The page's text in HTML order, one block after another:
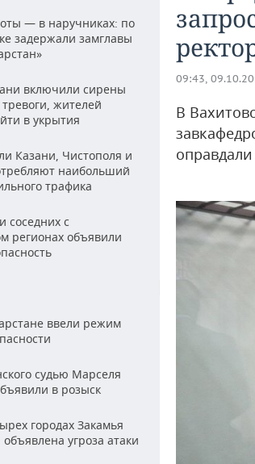
— в наручниках: по
задержали замглавы
включили сирены
жителей
в укрытия
Казани, Чистополя и
наибольший
трафика
соседних с
регионах объявили
ввели режим
судью Марселя
в розыск
городах Закамья
объявлена угроза атаки
09:43,
В
оправдали